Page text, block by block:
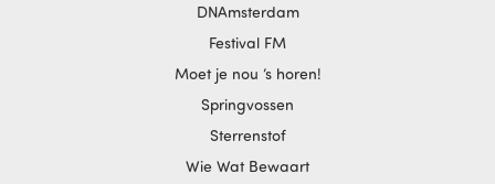
DNAmsterdam
Festival FM
Moet je nou ‘s horen!
Springvossen
Sterrenstof
Wie Wat Bewaart